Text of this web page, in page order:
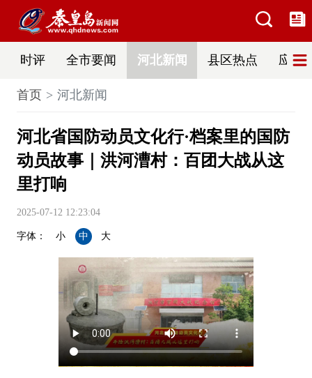
时评 全市要闻 河北新闻 县区热点 应急
首页 河北新闻
河北省国防动员文化行·档案里的国防
动员故事｜洪河漕村：百团大战从这
里打响
2025-07-12 12:23:04
字体： 小 中 大